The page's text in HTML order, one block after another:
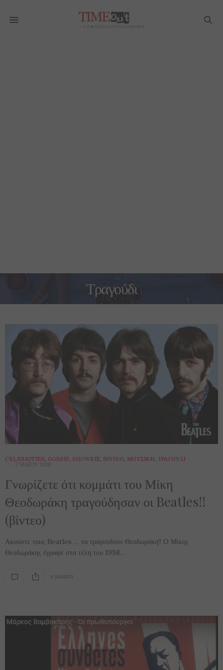
Τραγούδι
CELEBRITIES, GOSSIP, SHOWBIZ, ΒΊΝΤΕΟ, ΜΟΥΣΙΚΉ, ΤΡΑΓΟΎΔΙ
7 ΜΑΪ́ΟΥ 2018
Γνωρίζετε ότι κομμάτι του Μίκη
Θεοδωράκη τραγούδησαν οι Beatles!!
(βίντεο)
Ακούστε τους Βeatles … να τραγουδούν Θεοδωράκη!! O Μίκης
Θεοδωράκης έγραψε στα τέλη του 1958…
0 SHARES